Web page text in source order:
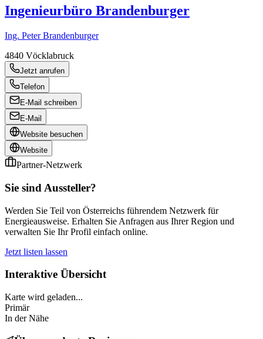
Ingenieurbüro Brandenburger
Ing. Peter Brandenburger
4840 Vöcklabruck
Jetzt anrufen
Telefon
E-Mail schreiben
E-Mail
Website besuchen
Website
Partner-Netzwerk
Sie sind Aussteller?
Werden Sie Teil von Österreichs führendem Netzwerk für
Energieausweise. Erhalten Sie Anfragen aus Ihrer Region und
verwalten Sie Ihr Profil einfach online.
Jetzt listen lassen
Interaktive Übersicht
Karte wird geladen...
Primär
In der Nähe